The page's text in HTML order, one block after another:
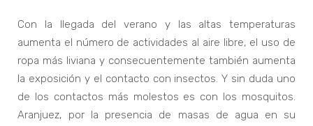
Con la llegada del verano y las altas temperaturas
aumenta el número de actividades al aire libre, el uso de
ropa más liviana y consecuentemente también aumenta
la exposición y el contacto con insectos. Y sin duda uno
de los contactos más molestos es con los mosquitos.
Aranjuez, por la presencia de masas de agua en su